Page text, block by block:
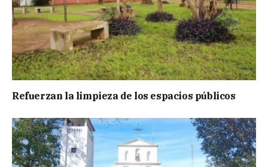
Refuerzan la limpieza de los espacios públicos